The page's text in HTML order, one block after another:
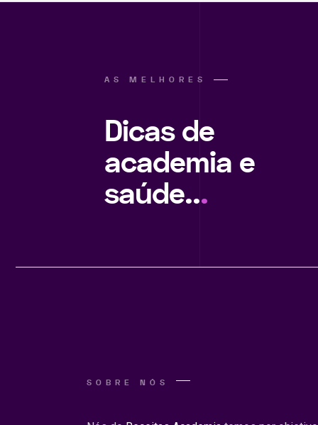
AS MELHORES
Dicas de
academia e
saúde...
SOBRE NÓS